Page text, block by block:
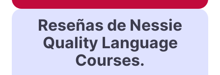
Reseñas de Nessie
Quality Language
Courses.